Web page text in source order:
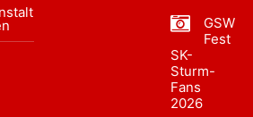
GSW
Fest
SK-
Sturm-
Fans
2026